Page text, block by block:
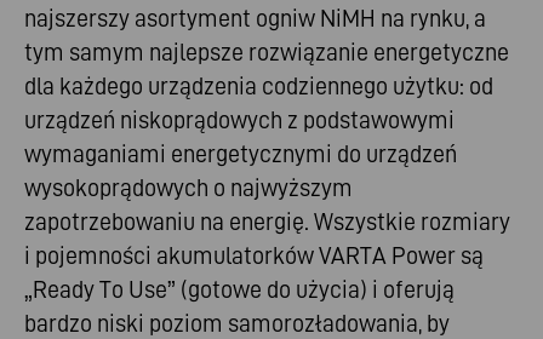
najszerszy asortyment ogniw NiMH na rynku, a
tym samym najlepsze rozwiązanie energetyczne
dla każdego urządzenia codziennego użytku: od
urządzeń niskoprądowych z podstawowymi
wymaganiami energetycznymi do urządzeń
wysokoprądowych o najwyższym
zapotrzebowaniu na energię. Wszystkie rozmiary
i pojemności akumulatorków VARTA Power są
„Ready To Use” (gotowe do użycia) i oferują
bardzo niski poziom samorozładowania, by